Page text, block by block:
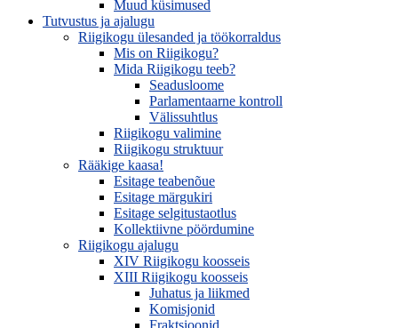
Muud küsimused
Tutvustus ja ajalugu
Riigikogu ülesanded ja töökorraldus
Mis on Riigikogu?
Mida Riigikogu teeb?
Seadusloome
Parlamentaarne kontroll
Välissuhtlus
Riigikogu valimine
Riigikogu struktuur
Rääkige kaasa!
Esitage teabenõue
Esitage märgukiri
Esitage selgitustaotlus
Kollektiivne pöördumine
Riigikogu ajalugu
XIV Riigikogu koosseis
XIII Riigikogu koosseis
Juhatus ja liikmed
Komisjonid
Fraktsioonid